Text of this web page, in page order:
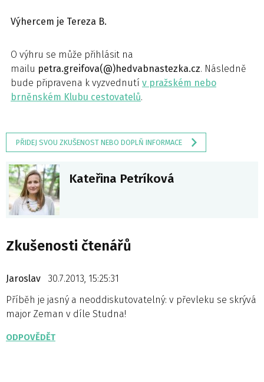
Výhercem je Tereza B.
O výhru se může přihlásit na
mailu petra.greifova(@)hedvabnastezka.cz. Následně
bude připravena k vyzvednutí v pražském nebo
brněnském Klubu cestovatelů.
PŘIDEJ SVOU ZKUŠENOST NEBO DOPLŇ INFORMACE
Kateřina Petríková
Zkušenosti čtenářů
Jaroslav
30.7.2013, 15:25:31
Příběh je jasný a neoddiskutovatelný: v převleku se skrývá
major Zeman v díle Studna!
ODPOVĚDĚT